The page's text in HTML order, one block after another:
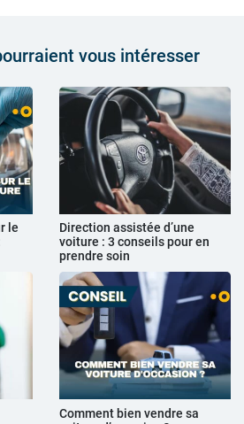
vous intéresser
le
Direction assistée d’une
voiture : 3 conseils pour en
prendre soin
Comment bien vendre sa